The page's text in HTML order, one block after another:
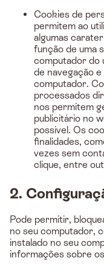
Cookies de
permitem ao
algumas
função de uma
computador do
de navegação
computador.
processados
nos permitem
publicitário no
possível. Os
finalidades,
vezes sem
clique, entre
2.
Pode permitir,
no seu computador,
instalado no seu
informações sobre